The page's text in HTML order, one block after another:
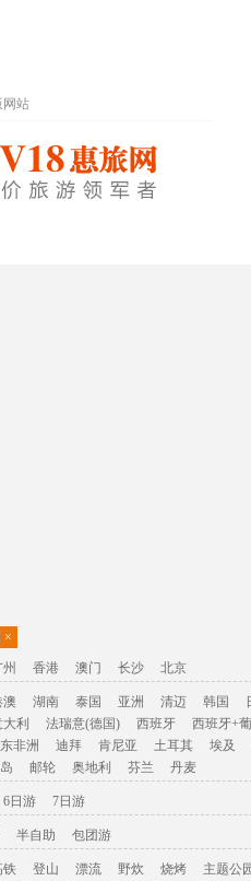
网站
×
香港 澳门 长沙 北京
澳 湖南 泰国 亚洲 清迈 韩国
利 法瑞意(德国) 西班牙 西班牙+
非洲 迪拜 肯尼亚 土耳其 埃及
邮轮 奥地利 芬兰 丹麦
6日游 7日游
半自助 包团游
铁 登山 漂流 野炊 烧烤 主题公